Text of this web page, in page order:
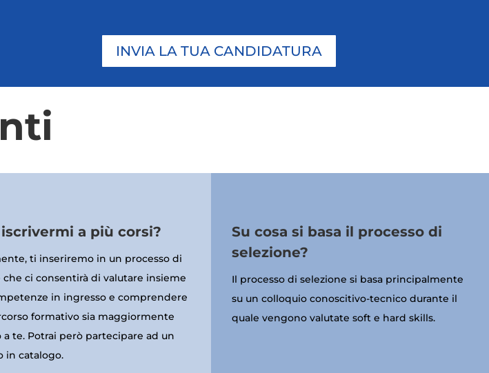
INVIA LA TUA CANDIDATURA
iscrivermi a più corsi?
ti inseriremo in un processo di
che ci consentirà di valutare insieme
in ingresso e comprendere
formativo sia maggiormente
a te. Potrai però partecipare ad un
in catalogo.
Su cosa si basa il processo di
selezione?
Il processo di selezione si basa principalmente
su un colloquio conoscitivo-tecnico durante il
quale vengono valutate soft e hard skills.